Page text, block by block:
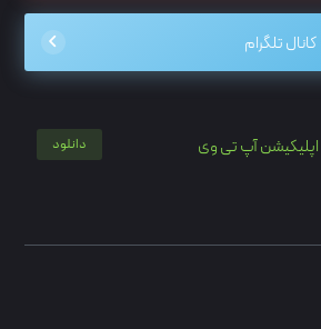
کانال تلگرام
اپلیکیشن آپ تی وی دانلود